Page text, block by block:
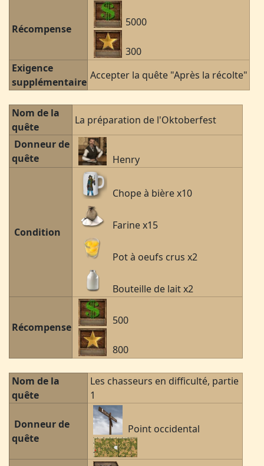
Récompense
5000
300
Exigence
supplémentaire
Accepter la quête "Après la récolte"
Nom de la
quête
La préparation de l'Oktoberfest
Donneur de
quête
Henry
Condition
Chope à bière x10
Farine x15
Pot à oeufs crus x2
Bouteille de lait x2
Récompense
500
800
Nom de la
quête
Les chasseurs en difficulté, partie
1
Donneur de
quête
Point occidental